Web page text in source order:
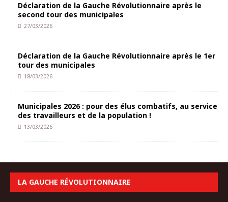
Déclaration de la Gauche Révolutionnaire après le
second tour des municipales
27/03/2026
Déclaration de la Gauche Révolutionnaire après le 1er
tour des municipales
18/03/2026
Municipales 2026 : pour des élus combatifs, au service
des travailleurs et de la population !
13/03/2026
LA GAUCHE RÉVOLUTIONNAIRE